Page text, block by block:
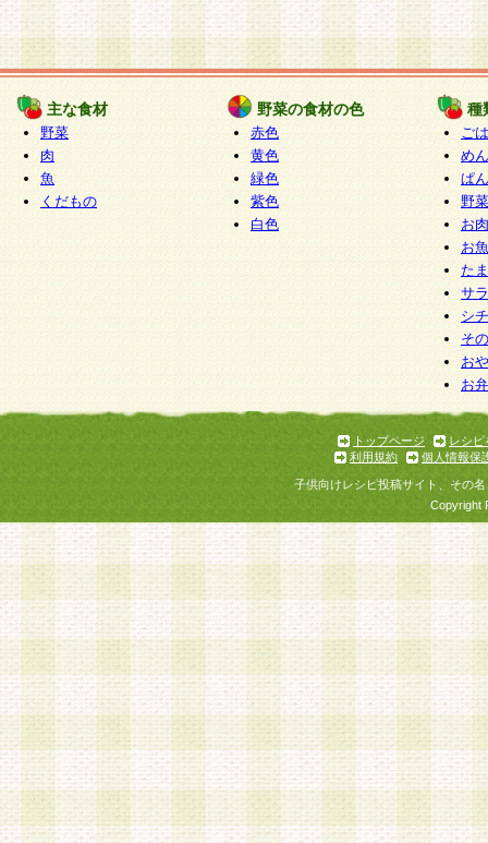
主な食材
野菜
肉
魚
くだもの
野菜の食材の色
赤色
黄色
緑色
紫色
白色
種
ご
めん
ぱん
野
お
お
た
サ
シ
そ
お
お
トップページ
レシピ
利用規約
個人情報保
子供向けレシピ投稿サイト、その
Copyright